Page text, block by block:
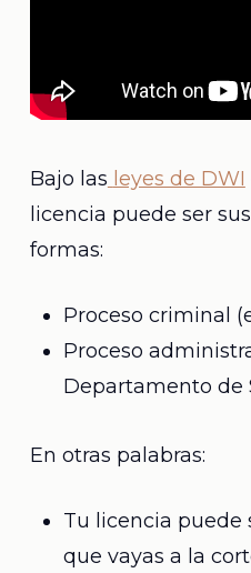
Bajo las leyes de DWI
licencia puede ser
formas:
Proceso criminal
Proceso
Departamento de
En otras palabras:
Tu licencia puede
que vayas a la